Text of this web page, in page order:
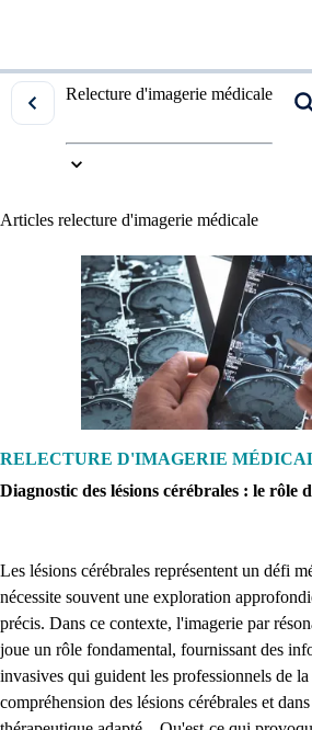
Relecture d'imagerie médicale
Accueil
Articles relecture d'imagerie médicale
RELECTURE D'IMAGERIE
Diagnostic des lésions cérébrales : le rôle
Les lésions cérébrales représentent un défi
nécessite souvent une exploration
précis. Dans ce contexte, l'imagerie par
joue un rôle fondamental, fournissant des
invasives qui guident les professionnels de la
compréhension des lésions cérébrales et